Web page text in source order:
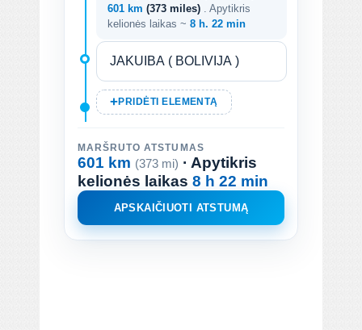
601 km (373 miles)
. Apytikris
kelionės laikas ~ 8 h. 22 min
PRIDĖTI ELEMENTĄ
MARŠRUTO ATSTUMAS
601 km (373 mi) · Apytikris
kelionės laikas 8 h 22 min
APSKAIČIUOTI ATSTUMĄ